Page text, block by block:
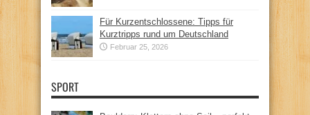
Für Kurzentschlossene: Tipps für
Kurztripps rund um Deutschland
Februar 25, 2026
SPORT